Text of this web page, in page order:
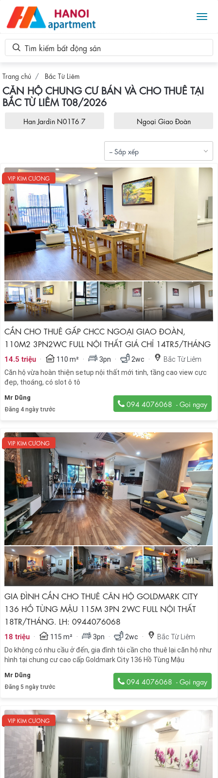
Tìm kiếm bất động sản
Trang chủ Bắc Từ Liêm
CĂN HỘ CHUNG CƯ BÁN VÀ CHO THUÊ TẠI
BẮC TỪ LIÊM T08/2026
Han Jardin N01T6 7 Ngoại Giao Đoàn
-- Sắp xếp
VIP KIM CƯƠNG
CẦN CHO THUÊ GẤP CHCC NGOẠI GIAO ĐOÀN,
110M2 3PN2WC FULL NỘI THẤT GIÁ CHỈ 14TR5/THÁNG
14.5 triệu · 110 m² · 3pn · 2wc ·
Bắc Từ Liêm
Căn hộ vừa hoàn thiện setup nội thất mới tinh, tầng cao view cực
đẹp, thoáng, có slot ô tô
Mr Dũng
Đăng 4 ngày trước
094 4076068
VIP KIM CƯƠNG
GIA ĐÌNH CẦN CHO THUÊ CĂN HỘ GOLDMARK CITY
136 HỒ TÙNG MẬU 115M 3PN 2WC FULL NỘI THẤT
18TR/THÁNG. LH: 0944076068
18 triệu · 115 m² · 3pn · 2wc ·
Bắc Từ Liêm
Do không có nhu cầu ở đến, gia đình tôi cần cho thuê lại căn hộ như
hình tại chung cư cao cấp Goldmark City 136 Hồ Tùng Mậu
Mr Dũng
Đăng 5 ngày trước
094 4076068
VIP KIM CƯƠNG